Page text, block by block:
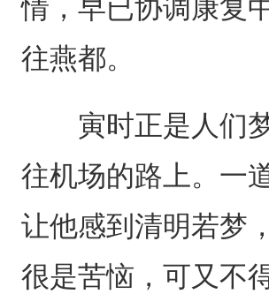
情，早已协调康复
往燕都。
寅时正是人们梦
往机场的路上。一
让他感到清明若梦
很是苦恼，可又不